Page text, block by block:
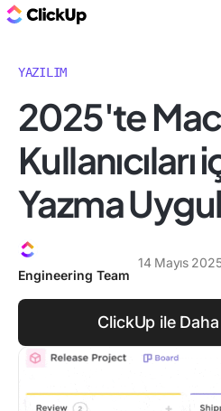
YAZILIM
2025'te Mac
Kullanıcıları
Yazma
Engineering Team
14 Mayıs
ClickUp ile Daha